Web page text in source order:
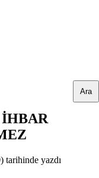
yazdı